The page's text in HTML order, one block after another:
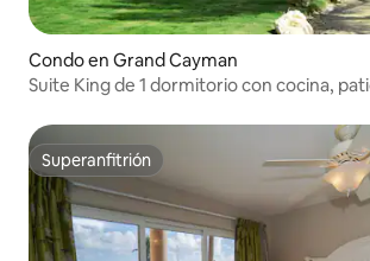
Condo en Grand Cayman
Suite King de 1 dormitorio con cocina,
Superanfitrión
Superanfitrión